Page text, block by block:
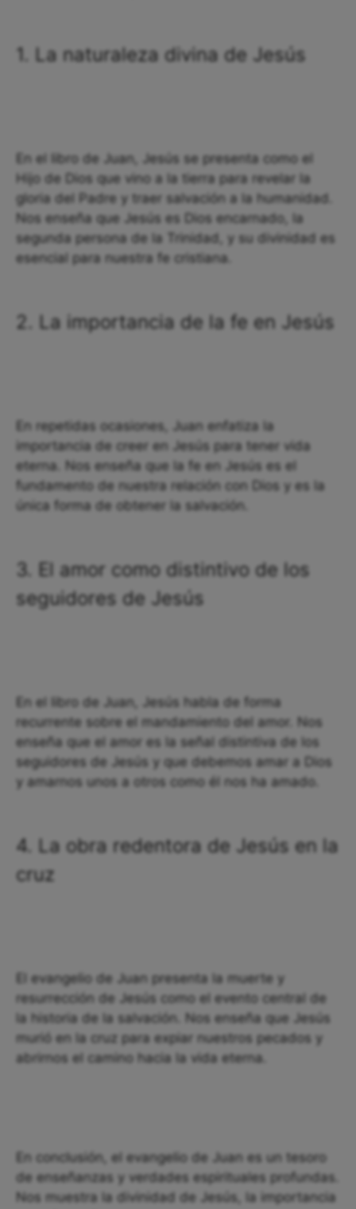
1. La naturaleza divina de Jesús
En el libro de Juan, Jesús se presenta como el
Hijo de Dios que vino a la tierra para revelar la
gloria del Padre y traer salvación a la humanidad.
Nos enseña que Jesús es Dios encarnado, la
segunda persona de la Trinidad, y su divinidad es
esencial para nuestra fe cristiana.
2. La importancia de la fe en Jesús
En repetidas ocasiones, Juan enfatiza la
importancia de creer en Jesús para tener vida
eterna. Nos enseña que la fe en Jesús es el
fundamento de nuestra relación con Dios y es la
única forma de obtener la salvación.
3. El amor como distintivo de los
seguidores de Jesús
En el libro de Juan, Jesús habla de forma
recurrente sobre el mandamiento del amor. Nos
enseña que el amor es la señal distintiva de los
seguidores de Jesús y que debemos amar a Dios
y amarnos unos a otros como él nos ha amado.
4. La obra redentora de Jesús en la
cruz
El evangelio de Juan presenta la muerte y
resurrección de Jesús como el evento central de
la historia de la salvación. Nos enseña que Jesús
murió en la cruz para expiar nuestros pecados y
abrirnos el camino hacia la vida eterna.
En conclusión, el evangelio de Juan es un tesoro
de enseñanzas y verdades espirituales profundas.
Nos muestra la divinidad de Jesús, la importancia